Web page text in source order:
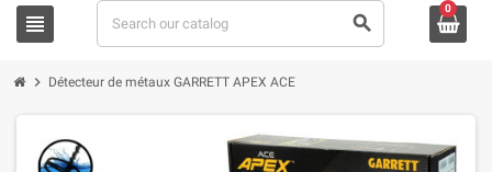
view_headline search
0
chevron_right Détecteur de métaux GARRETT APEX ACE